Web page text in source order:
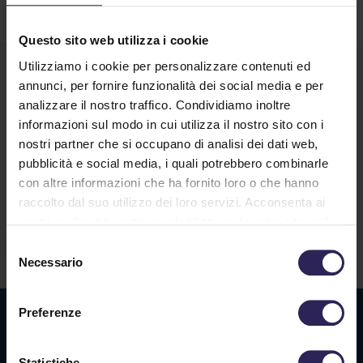
Questo sito web utilizza i cookie
Utilizziamo i cookie per personalizzare contenuti ed
annunci, per fornire funzionalità dei social media e per
analizzare il nostro traffico. Condividiamo inoltre
informazioni sul modo in cui utilizza il nostro sito con i
nostri partner che si occupano di analisi dei dati web,
pubblicità e social media, i quali potrebbero combinarle
con altre informazioni che ha fornito loro o che hanno
raccolto dal suo utilizzo dei loro servizi. Acconsenta ai
delNecessario
Preferenze
Lavora con noi
Sede La Spezia